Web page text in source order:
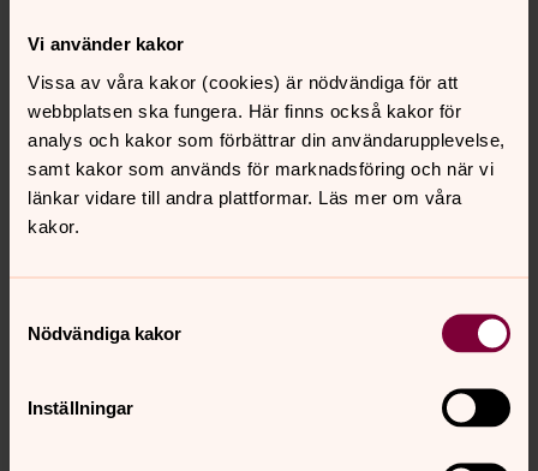
Vi använder kakor
Vissa av våra kakor (cookies) är nödvändiga för att
webbplatsen ska fungera. Här finns också kakor för
analys och kakor som förbättrar din användarupplevelse,
samt kakor som används för marknadsföring och när vi
länkar vidare till andra plattformar. Läs mer om våra
kakor.
Nödvändiga kakor
Inställningar
Lovisa Andersson
Fritids- och ungdomsledare, Fristads församling
Direkt:033-22 23 10Mobil:0728-993409
E-post:lovisa.andersson6@svenskakyrkan.se
Senast ändrad 22 april 2026
Synpunkter eller frågor på sidans
fristads.forsamling@svenskakyrkan.se